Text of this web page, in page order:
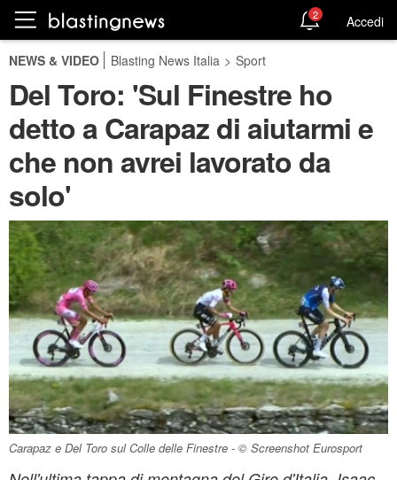
2 Accedi
NEWS & VIDEO Blasting News Italia > Sport
Del Toro: 'Sul Finestre ho
detto a Carapaz di aiutarmi e
che non avrei lavorato da
solo'
Carapaz e Del Toro sul Colle delle Finestre - © Screenshot Eurosport